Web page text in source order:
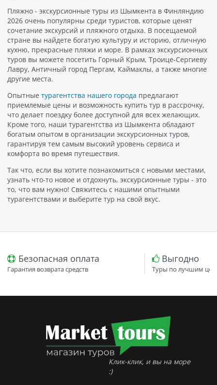
Пляжно - экскурсионные туры из Шымкента в Финляндию
2026 очень популярны среди туристов, которые ценят
сочетание экскурсий и пляжного отдыха. В посещаемой
стране вы найдете богатую культуру и историю, отличную
кухню, прекрасные пляжи и море. В рамках экскурсионных
туров вы можете посетить Горный Крым, Троице-Сергиеву
Лавру, Античный город Пергам, Каймаклы, а также многие
другие места.
Опытные турагентства нашего города предлагают
приемлемые цены и возможность купить тур в рассрочку,
что делает поездку более доступной для всех желающих.
Кроме того, наши турагентства из Шымкента обладают
богатым опытом в организации экскурсионных туров,
гарантируя тем самым высокий уровень сервиса и
комфорта во время путешествия.
Так что, если вы хотите познакомиться с новыми местами,
узнать что-то новое и отдохнуть, экскурсионные туры - это
то, что вам нужно! Свяжитесь с нашими опытными
турагентствами и выберите тур на свой вкус.
Безопасная оплата
Гарантия возврата средств
Выгодно
Туры по лучшим
Клик-клик, и вы на море
:)